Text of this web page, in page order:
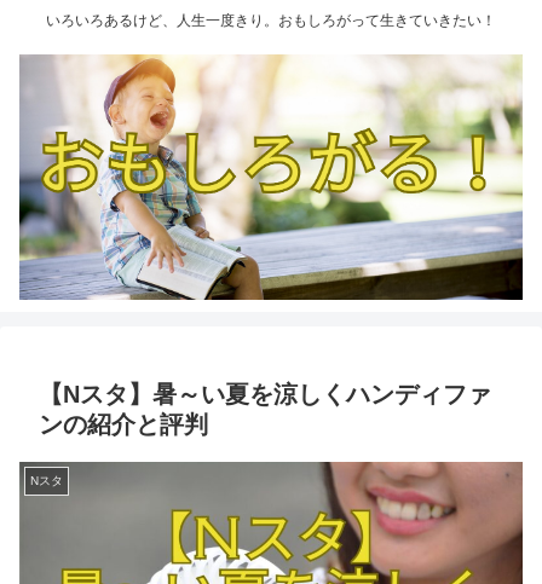
いろいろあるけど、人生一度きり。おもしろがって生きていきたい！
【Nスタ】暑～い夏を涼しくハンディファ
ンの紹介と評判
Nスタ